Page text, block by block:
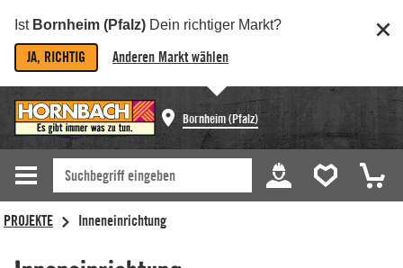
Ist Bornheim (Pfalz) Dein richtiger Markt?
JA, RICHTIG Anderen Markt wählen
Bornheim (Pfalz)